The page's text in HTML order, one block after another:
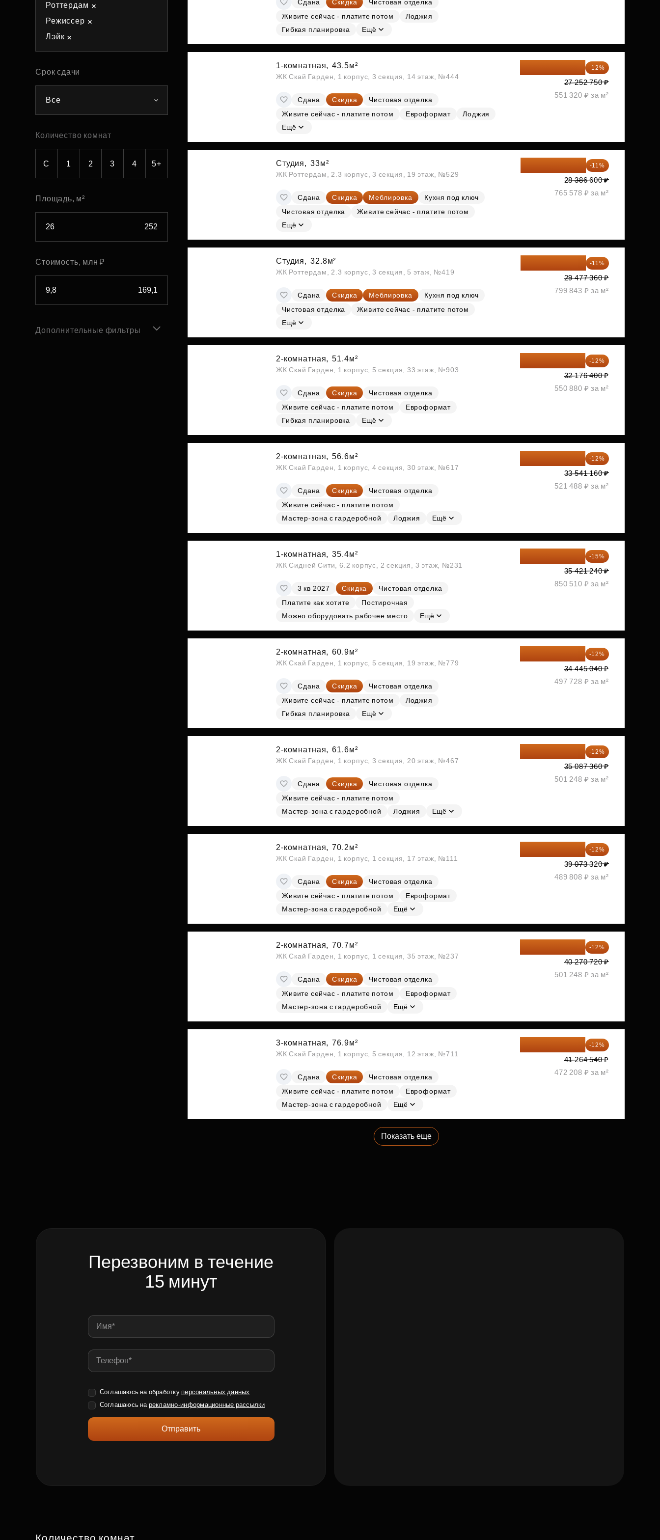
Субсидии
Роттердам
Режиссер
Лэйк
Срок сдачи
Все
Количество комнат
С 1 2 3 4 5+
Площадь, м²
Стоимость, млн ₽
Дополнительные фильтры
Сдана Скидка
Чистовая отделка
Живите сейчас - платите потом
Лоджия
Гибкая планировка
Ещё
1-комнатная, 43.5м²
ЖК Скай Гарден, 1 корпус, 3 секция, 14 этаж, №444
Сдана Скидка
Чистовая отделка
Живите сейчас - платите потом
Евроформат
Лоджия
Ещё
-12%
27 252 750 ₽
551 320 ₽ за м²
Студия, 33м²
ЖК Роттердам, 2.3 корпус, 3 секция, 19 этаж, №529
Сдана Скидка Меблировка
Кухня под ключ
Чистовая отделка
Живите сейчас - платите потом
Ещё
-11%
28 386 600 ₽
765 578 ₽ за м²
Студия, 32.8м²
ЖК Роттердам, 2.3 корпус, 3 секция, 5 этаж, №419
Сдана Скидка Меблировка
Кухня под ключ
Чистовая отделка
Живите сейчас - платите потом
Ещё
-11%
29 477 360 ₽
799 843 ₽ за м²
2-комнатная, 51.4м²
ЖК Скай Гарден, 1 корпус, 5 секция, 33 этаж, №903
Сдана Скидка
Чистовая отделка
Живите сейчас - платите потом
Евроформат
Гибкая планировка
Ещё
-12%
32 176 400 ₽
550 880 ₽ за м²
2-комнатная, 56.6м²
ЖК Скай Гарден, 1 корпус, 4 секция, 30 этаж, №617
Сдана Скидка
Чистовая отделка
Живите сейчас - платите потом
Мастер-зона с гардеробной
Лоджия Ещё
-12%
33 541 160 ₽
521 488 ₽ за м²
1-комнатная, 35.4м²
ЖК Сидней Сити, 6.2 корпус, 2 секция, 3 этаж, №231
3 кв 2027 Скидка
Чистовая отделка
Платите как хотите
Постирочная
Можно оборудовать рабочее место
Ещё
-15%
35 421 240 ₽
850 510 ₽ за м²
2-комнатная, 60.9м²
ЖК Скай Гарден, 1 корпус, 5 секция, 19 этаж, №779
Сдана Скидка
Чистовая отделка
Живите сейчас - платите потом
Лоджия
Гибкая планировка
Ещё
-12%
34 445 040 ₽
497 728 ₽ за м²
2-комнатная, 61.6м²
ЖК Скай Гарден, 1 корпус, 3 секция, 20 этаж, №467
Сдана Скидка
Чистовая отделка
Живите сейчас - платите потом
Мастер-зона с гардеробной
Лоджия Ещё
-12%
35 087 360 ₽
501 248 ₽ за м²
2-комнатная, 70.2м²
ЖК Скай Гарден, 1 корпус, 1 секция, 17 этаж, №111
Сдана Скидка
Чистовая отделка
Живите сейчас - платите потом
Евроформат
Мастер-зона с гардеробной
Ещё
-12%
39 073 320 ₽
489 808 ₽ за м²
2-комнатная, 70.7м²
ЖК Скай Гарден, 1 корпус, 1 секция, 35 этаж, №237
Сдана Скидка
Чистовая отделка
Живите сейчас - платите потом
Евроформат
Мастер-зона с гардеробной
Ещё
-12%
40 270 720 ₽
501 248 ₽ за м²
3-комнатная, 76.9м²
ЖК Скай Гарден, 1 корпус, 5 секция, 12 этаж, №711
Сдана Скидка
Чистовая отделка
Живите сейчас - платите потом
Евроформат
Мастер-зона с гардеробной
Ещё
-12%
41 264 540 ₽
472 208 ₽ за м²
Показать еще
Перезвоним в течение
15 минут
Соглашаюсь на обработку персональных данных
Соглашаюсь на рекламно-информационные рассылки
Отправить